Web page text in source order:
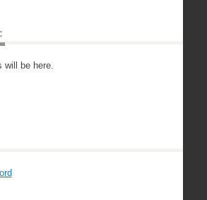
will be here.